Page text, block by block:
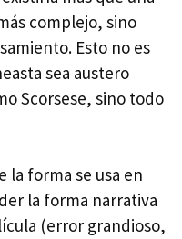
complejo, sino
Esto no es
sea austero
Scorsese, sino todo
la forma se usa en
la forma narrativa
(error grandioso,